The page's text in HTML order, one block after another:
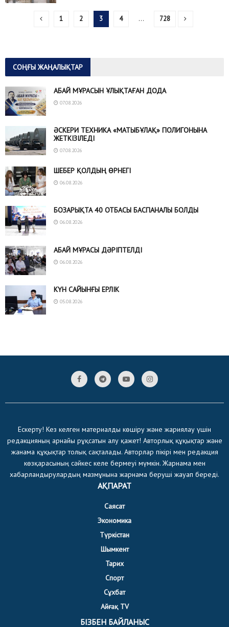
1 2 3 4 … 728
СОҢҒЫ ЖАҢАЛЫҚТАР
АБАЙ МҰРАСЫН ҰЛЫҚТАҒАН ДОДА
07.08.2026
ӘСКЕРИ ТЕХНИКА «МАТЫБҰЛАҚ» ПОЛИГОНЫНА
ЖЕТКІЗІЛЕДІ
07.08.2026
ШЕБЕР ҚОЛДЫҢ ӨРНЕГІ
06.08.2026
БОЗАРЫҚТА 40 ОТБАСЫ БАСПАНАЛЫ БОЛДЫ
06.08.2026
АБАЙ МҰРАСЫ ДӘРІПТЕЛДІ
06.08.2026
КҮН САЙЫНҒЫ ЕРЛІК
05.08.2026
Ескерту! Кез келген материалды көшіру және жариялау үшін
редакцияның арнайы рұқсатын алу қажет! Авторлық құқықтар және
жанама құқықтар толық сақталады. Авторлар пікірі мен редакция
көзқарасының сәйкес келе бермеуі мүмкін. Жарнама мен
хабарландырулардың мазмұнына жарнама беруші жауап береді.
АҚПАРАТ
Саясат
Экономика
Түркістан
Шымкент
Тарих
Спорт
Сұхбат
Айғақ TV
БІЗБЕН БАЙЛАНЫС